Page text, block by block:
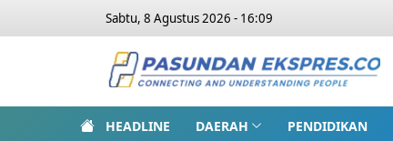
Sabtu, 8 Agustus 2026 - 16:09
HEADLINE DAERAH PENDIDIKAN